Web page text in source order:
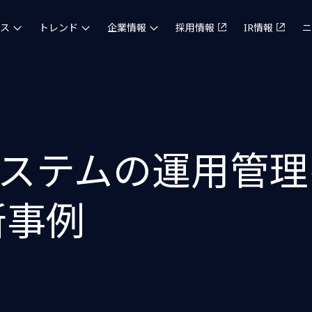
トレンド 企業情報 採用情報 IR情報
テムの運用管
例